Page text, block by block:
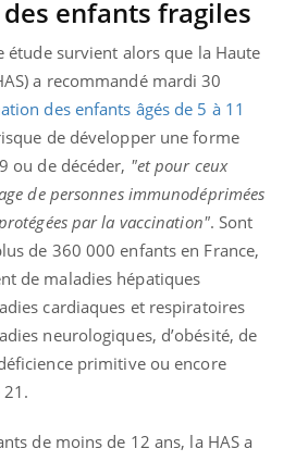
enfants fragiles
étude survient alors que la Haute
a recommandé mardi 30
des enfants âgés de 5 à 11
de développer une forme
ou de décéder, "et pour ceux
de personnes immunodéprimées
par la vaccination". Sont
de 360 000 enfants en France,
de maladies hépatiques
cardiaques et respiratoires
neurologiques, d’obésité, de
primitive ou encore
de moins de 12 ans, la HAS a